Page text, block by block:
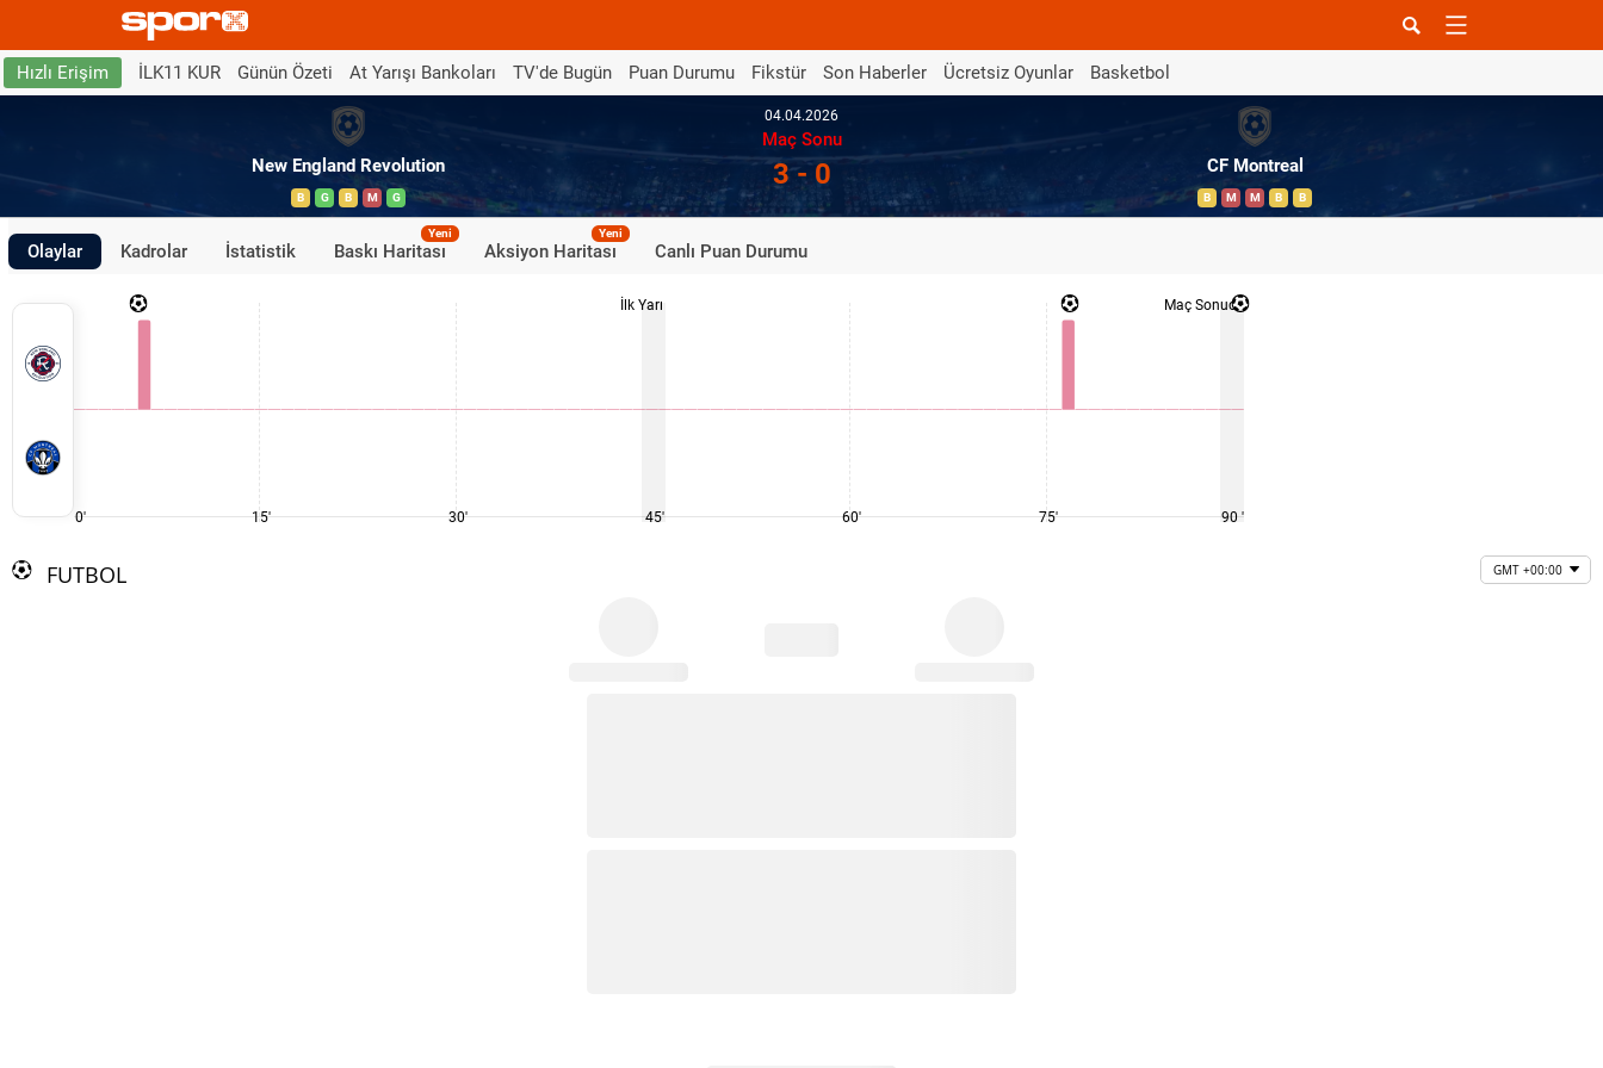
Hızlı Erişim İLK11 KUR Günün Özeti At Yarışı Bankoları TV'de Bugün Puan Durumu Fikstür Son Haberler Ücretsiz Oyunlar Basketbol
New England Revolution
B G B M G
04.04.2026
Maç Sonu
3 - 0 CF Montreal
B M M B B
Olaylar Kadrolar İstatistik Baskı Haritası
Yeni
Aksiyon Haritası
Yeni
Canlı Puan Durumu
0' 15' 30'
İlk Yarı
45' 60' 75'
Maç Sonucu
90 '
FUTBOL GMT +00:00